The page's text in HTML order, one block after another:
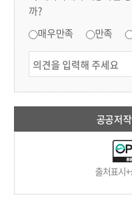
까?
매우만족 만족
공공저
출처표시